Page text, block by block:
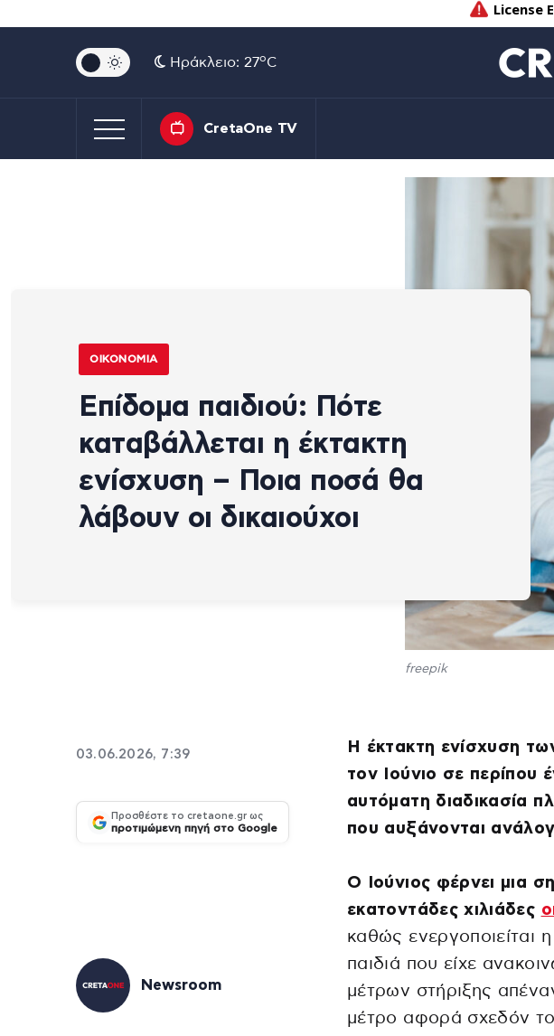
Ηράκλειο: 27oC
CretaOne TV
ΟΙΚΟΝΟΜΊΑ
Επίδομα παιδιού: Πότε
καταβάλλεται η έκτακτη
ενίσχυση – Ποια ποσά θα
λάβουν οι δικαιούχοι
freepik
03.06.2026, 7:39
Προσθέστε το cretaone.gr ως
προτιμώμενη πηγή στο Google
Newsroom
Η έκτακτη ενίσχυση
τον Ιούνιο σε περίπου
αυτόματη διαδικασία
που αυξάνονται
Ο Ιούνιος φέρνει μια
εκατοντάδες χιλιάδες
καθώς ενεργοποιείται
παιδιά που είχε
μέτρων στήριξης
μέτρο αφορά σχεδόν το